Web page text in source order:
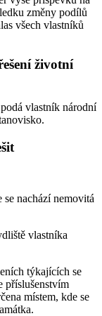
změny podílů
všech vlastníků
životní
vlastník národní
nachází nemovitá
vlastníka
týkajících se
příslušenstvím
místem, kde se